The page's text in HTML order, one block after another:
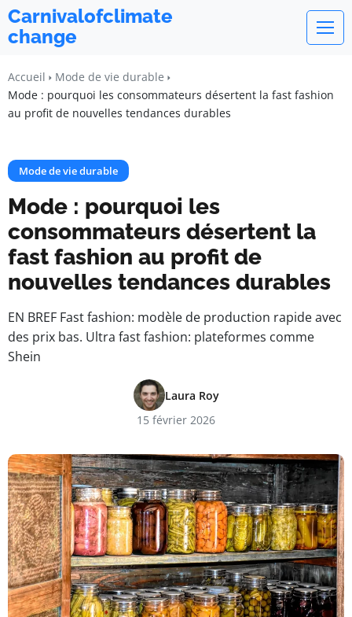
Carnivalofclimate
change
Accueil
Mode de vie durable
Mode : pourquoi les consommateurs désertent la fast fashion
au profit de nouvelles tendances durables
Mode de vie durable
Mode : pourquoi les
consommateurs désertent la
fast fashion au profit de
nouvelles tendances durables
EN BREF Fast fashion: modèle de production rapide avec
des prix bas. Ultra fast fashion: plateformes comme
Shein
Laura Roy
15 février 2026